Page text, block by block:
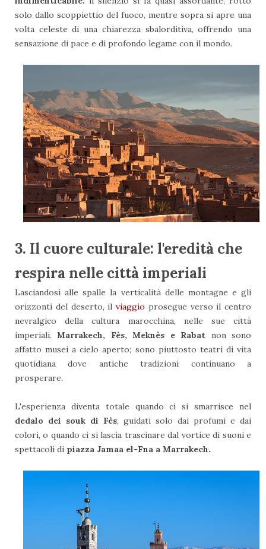
solo dallo scoppiettio del fuoco, mentre sopra si apre una
volta celeste di una chiarezza sbalorditiva, offrendo una
sensazione di pace e di profondo legame con il mondo.
3. Il cuore culturale: l'eredità che
respira nelle città imperiali
Lasciandosi alle spalle la verticalità delle montagne e gli
orizzonti del deserto, il viaggio prosegue verso il centro
nevralgico della cultura marocchina, nelle sue città
imperiali.Marrakech, Fès, Meknès e Rabat non sono
affatto musei a cielo aperto; sono piuttosto teatri di vita
quotidiana dove antiche tradizioni continuano a
prosperare.
L'esperienza diventa totale quando ci si smarrisce nel
dedalo dei souk di Fès, guidati solo dai profumi e dai
colori, o quando ci si lascia trascinare dal vortice di suoni e
spettacoli di piazza Jamaa el-Fna a Marrakech.